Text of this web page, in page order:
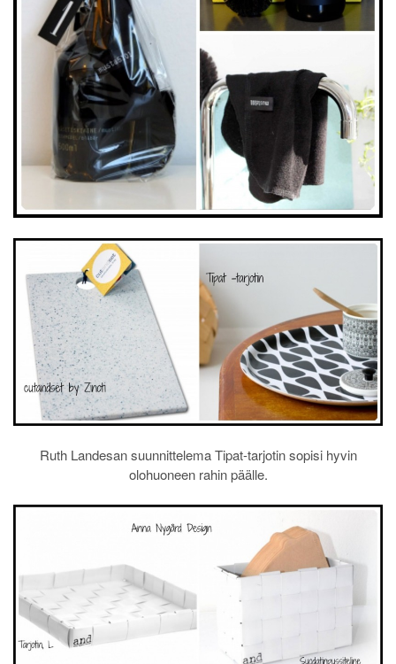
Ruth Landesan suunnittelema Tipat-tarjotin sopisi hyvin
olohuoneen rahin päälle.